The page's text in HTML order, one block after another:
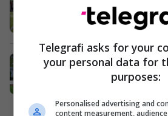
ndeshje
Sport vendor 04/
Garë e zjarrtë
Ligës së Parë,
inkuadrim në
mbijetesë
Sport vendor 03/
Telegrafi asks for your
your personal data for
purposes:
Personalised advertising and
content measurement,